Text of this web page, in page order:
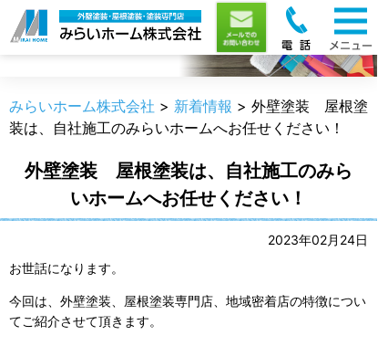
新着情報
みらいホーム株式会社 > 新着情報 > 外壁塗装 屋根塗
装は、自社施工のみらいホームへお任せください！
外壁塗装 屋根塗装は、自社施工のみら
いホームへお任せください！
2023年02月24日
お世話になります。
今回は、外壁塗装、屋根塗装専門店、地域密着店の特徴につい
てご紹介させて頂きます。